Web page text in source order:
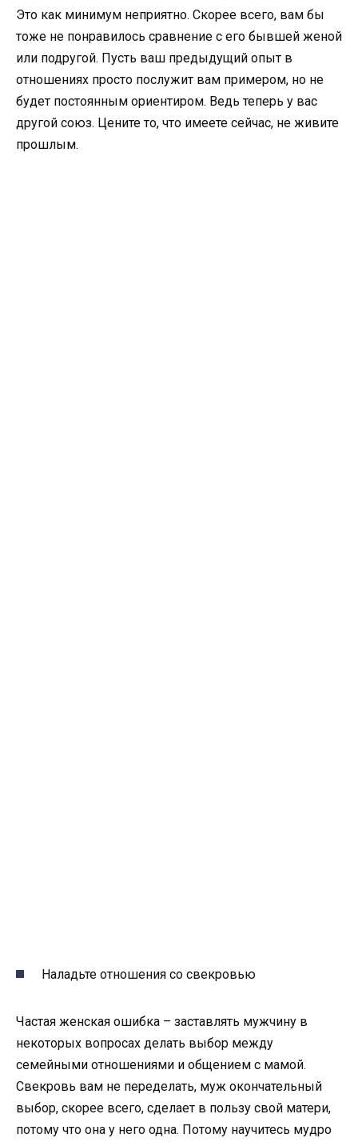
Это как минимум неприятно. Скорее всего, вам бы
тоже не понравилось сравнение с его бывшей женой
или подругой. Пусть ваш предыдущий опыт в
отношениях просто послужит вам примером, но не
будет постоянным ориентиром. Ведь теперь у вас
другой союз. Цените то, что имеете сейчас, не живите
прошлым.
Наладьте отношения со свекровью
Частая женская ошибка – заставлять мужчину в
некоторых вопросах делать выбор между
семейными отношениями и общением с мамой.
Свекровь вам не переделать, муж окончательный
выбор, скорее всего, сделает в пользу свой матери,
потому что она у него одна. Потому научитесь мудро